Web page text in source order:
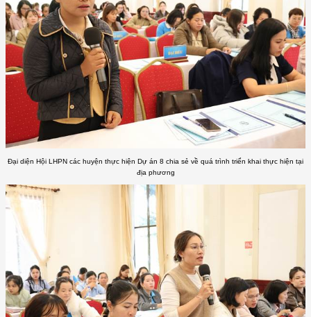
Đại diện Hội LHPN các huyện thực hiện Dự án 8 chia sẻ về quá trình triển khai thực hiện tại
địa phương